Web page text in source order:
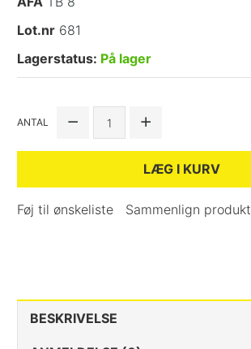
Lot.nr 681
Lagerstatus: På lager
ANTAL
LÆG I KURV
Føj til ønskeliste Sammenlign produkt
BESKRIVELSE